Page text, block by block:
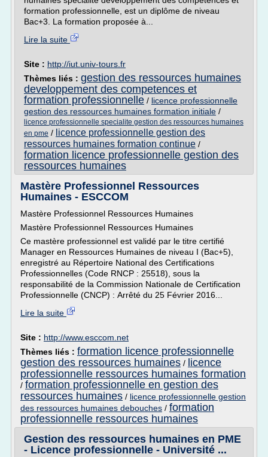
formation professionnelle, est un diplôme de niveau
Bac+3. La formation proposée à...
Lire la suite
Site : http://iut.univ-tours.fr
Thèmes liés : gestion des ressources humaines
developpement des competences et
formation professionnelle / licence professionnelle
gestion des ressources humaines formation initiale /
licence professionnelle specialite gestion des ressources humaines
en pme / licence professionnelle gestion des
ressources humaines formation continue /
formation licence professionnelle gestion des
ressources humaines
Mastère Professionnel Ressources
Humaines - ESCCOM
Mastère Professionnel Ressources Humaines
Mastère Professionnel Ressources Humaines
Ce mastère professionnel est validé par le titre certifié
Manager en Ressources Humaines de niveau I (Bac+5),
enregistré au Répertoire National des Certifications
Professionnelles (Code RNCP : 25518), sous la
responsabilité de la Commission Nationale de Certification
Professionnelle (CNCP) : Arrêté du 25 Février 2016...
Lire la suite
Site : http://www.esccom.net
Thèmes liés : formation licence professionnelle
gestion des ressources humaines / licence
professionnelle ressources humaines formation
/ formation professionnelle en gestion des
ressources humaines / licence professionnelle gestion
des ressources humaines debouches / formation
professionnelle ressources humaines
Gestion des ressources humaines en PME
- Licence professionnelle - Université ...